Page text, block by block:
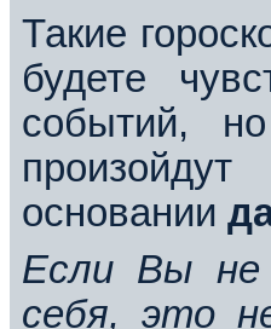
Такие
будете
событий,
основании
Если Вы не
себя, это